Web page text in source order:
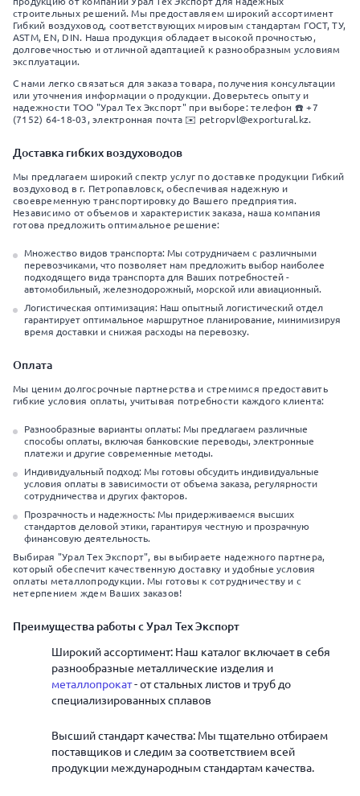
строительных решений. Мы предоставляем широкий ассортимент
Гибкий воздуховод, соответствующих мировым стандартам ГОСТ, ТУ,
ASTM, EN, DIN. Наша продукция обладает высокой прочностью,
долговечностью и отличной адаптацией к разнообразным условиям
эксплуатации.
С нами легко связаться для заказа товара, получения консультации
или уточнения информации о продукции. Доверьтесь опыту и
надежности ТОО "Урал Тех Экспорт" при выборе: телефон ☎️ +7
(7152) 64-18-03, электронная почта ✉️ petropvl@exportural.kz.
Доставка гибких воздуховодов
Мы предлагаем широкий спектр услуг по доставке продукции Гибкий
воздуховод в г. Петропавловск, обеспечивая надежную и
своевременную транспортировку до Вашего предприятия.
Независимо от объемов и характеристик заказа, наша компания
готова предложить оптимальное решение:
Множество видов транспорта: Мы сотрудничаем с различными
перевозчиками, что позволяет нам предложить выбор наиболее
подходящего вида транспорта для Ваших потребностей -
автомобильный, железнодорожный, морской или авиационный.
Логистическая оптимизация: Наш опытный логистический отдел
гарантирует оптимальное маршрутное планирование, минимизируя
время доставки и снижая расходы на перевозку.
Оплата
Мы ценим долгосрочные партнерства и стремимся предоставить
гибкие условия оплаты, учитывая потребности каждого клиента:
Разнообразные варианты оплаты: Мы предлагаем различные
способы оплаты, включая банковские переводы, электронные
платежи и другие современные методы.
Индивидуальный подход: Мы готовы обсудить индивидуальные
условия оплаты в зависимости от объема заказа, регулярности
сотрудничества и других факторов.
Прозрачность и надежность: Мы придерживаемся высших
стандартов деловой этики, гарантируя честную и прозрачную
финансовую деятельность.
Выбирая "Урал Тех Экспорт", вы выбираете надежного партнера,
который обеспечит качественную доставку и удобные условия
оплаты металлопродукции. Мы готовы к сотрудничеству и с
нетерпением ждем Ваших заказов!
Преимущества работы с Урал Тех Экспорт
Широкий ассортимент: Наш каталог включает в себя
разнообразные металлические изделия и
металлопрокат- от стальных листов и труб до
специализированных сплавов
Высший стандарт качества: Мы тщательно отбираем
поставщиков и следим за соответствием всей
продукции международным стандартам качества.